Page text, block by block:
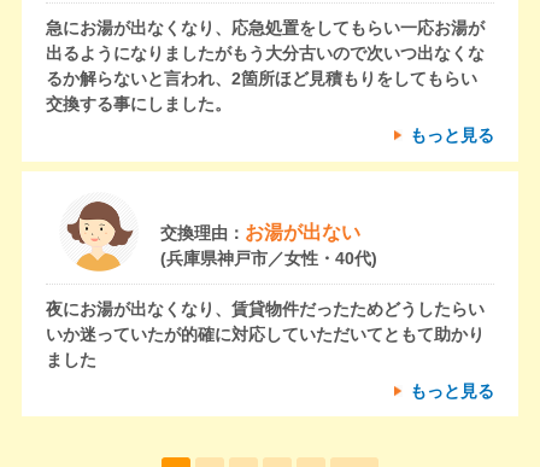
急にお湯が出なくなり、応急処置をしてもらい一応お湯が
出るようになりましたがもう大分古いので次いつ出なくな
るか解らないと言われ、2箇所ほど見積もりをしてもらい
交換する事にしました。
もっと見る
交換理由： お湯が出ない
(兵庫県神戸市／女性・40代)
夜にお湯が出なくなり、賃貸物件だったためどうしたらい
いか迷っていたが的確に対応していただいてともて助かり
ました
もっと見る